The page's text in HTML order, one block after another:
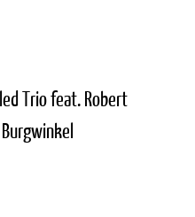
Trio feat. Robert